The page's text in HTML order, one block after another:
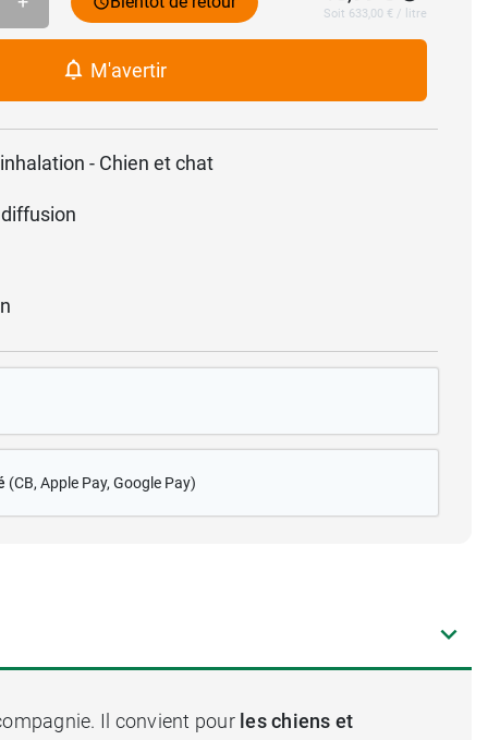
Soit 633,00 € / litre
M'avertir
- Chien et chat
(CB, Apple Pay, Google Pay)
Il convient pour les chiens et